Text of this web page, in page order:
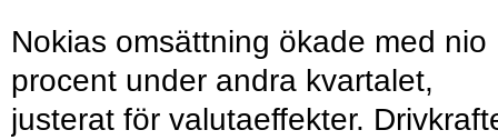
Nokias omsättning ökade med nio
procent under andra kvartalet,
justerat för valutaeffekter.